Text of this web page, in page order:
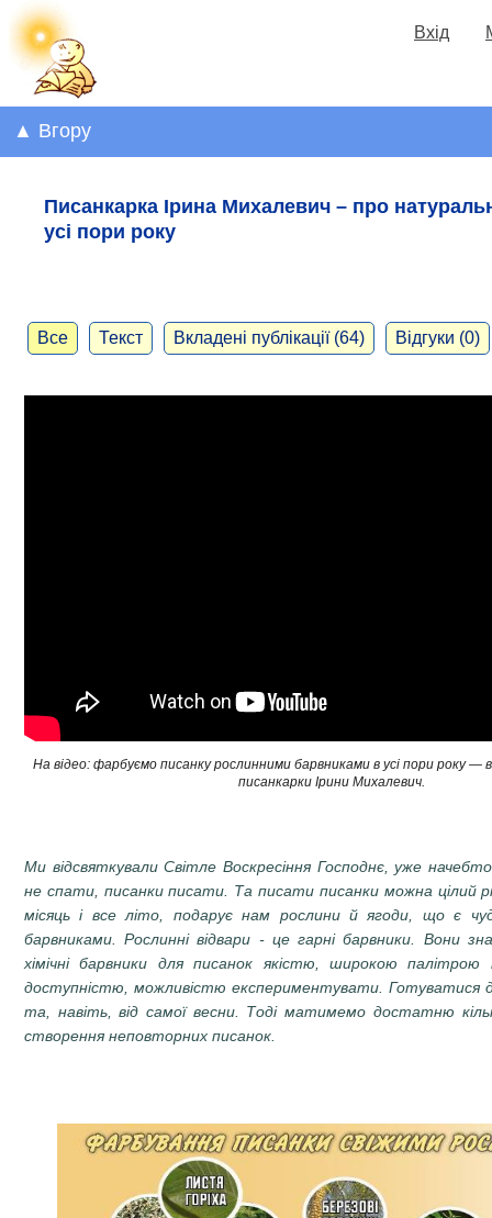
Вхід
▲ Вгору
Писанкарка Ірина Михалевич – про
усі пори року
Все Текст Вкладені публікації (64) Відгуки (0)
На відео: фарбуємо писанку рослинними барвниками в усі пори року —
писанкарки Ірини Михалевич.
Ми відсвяткували Світле Воскресіння Господнє, уже
не спати, писанки писати. Та писати писанки можна цілий
місяць і все літо, подарує нам рослини й ягоди, що є
барвниками. Рослинні відвари - це гарні барвники. Вони
хімічні барвники для писанок якістю, широкою палітрою
доступністю, можливістю експериментувати. Готуватися
та, навіть, від самої весни. Тоді матимемо достатню
створення неповторних писанок.